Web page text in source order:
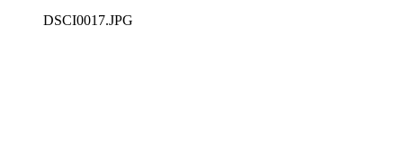
DSCI0017.JPG